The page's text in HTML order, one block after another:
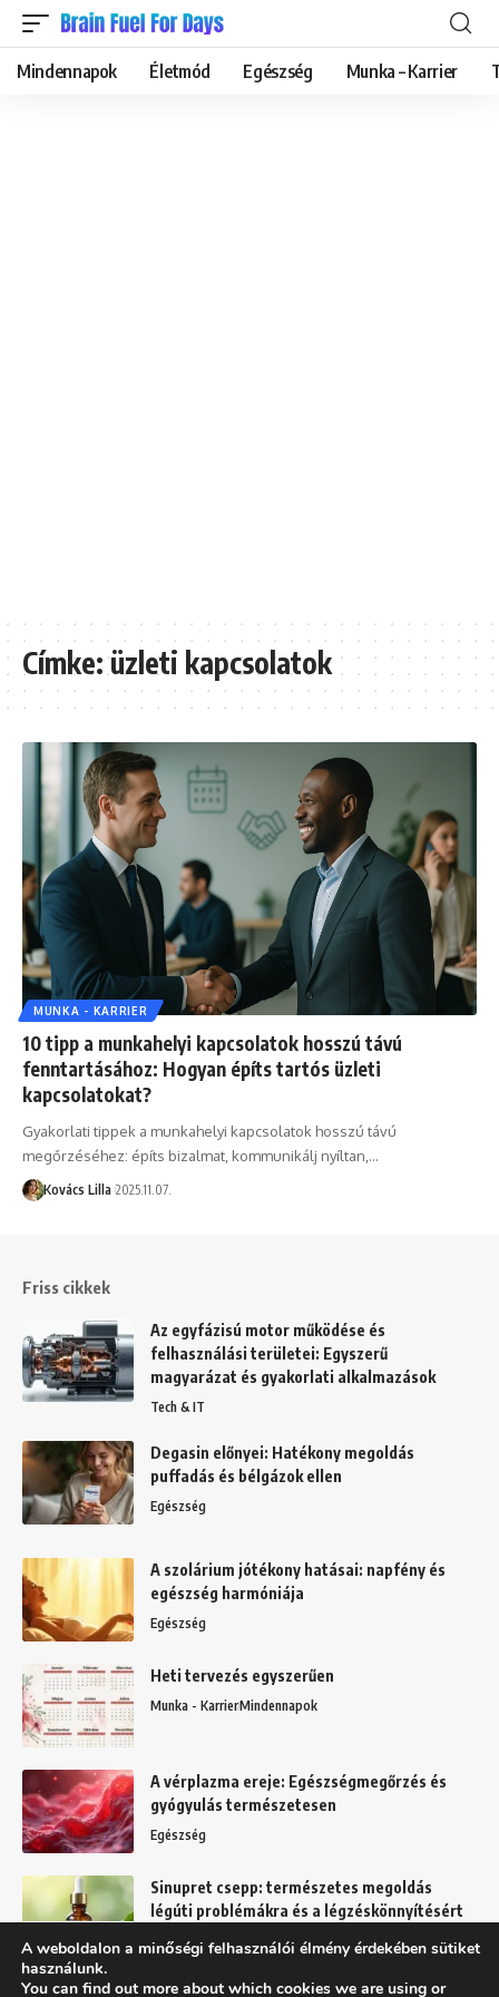
Mindennapok Életmód Egészség Munka – Karrier
Címke:üzleti kapcsolatok
MUNKA - KARRIER
10 tipp a munkahelyi kapcsolatok hosszú távú
fenntartásához: Hogyan építs tartós üzleti
kapcsolatokat?
Gyakorlati tippek a munkahelyi kapcsolatok hosszú távú
megőrzéséhez: építs bizalmat, kommunikálj nyíltan,…
Kovács Lilla 2025.11.07.
Friss cikkek
Az egyfázisú motor működése és
felhasználási területei: Egyszerű
magyarázat és gyakorlati alkalmazások
Tech & IT
Degasin előnyei: Hatékony megoldás
puffadás és bélgázok ellen
Egészség
A szolárium jótékony hatásai: napfény és
egészség harmóniája
Egészség
Heti tervezés egyszerűen
Munka - KarrierMindennapok
A vérplazma ereje: Egészségmegőrzés és
gyógyulás természetesen
Egészség
Sinupret csepp: természetes megoldás
légúti problémákra és a légzéskönnyítésért
Egészség
A weboldalon a minőségi felhasználói élmény érdekében sütiket
használunk.
You can find out more about which cookies we are using or